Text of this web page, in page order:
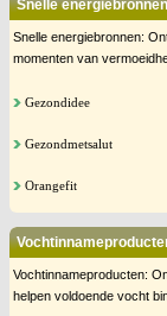
Snelle energiebronnen
Snelle energiebronnen:
momenten van
Gezondidee
Gezondmetsalut
Orangefit
Vochtinnameproducten:
helpen voldoende vocht